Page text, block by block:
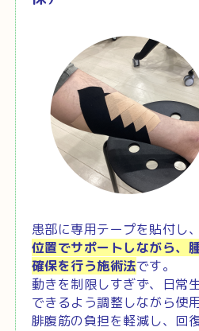
患部に専用テープを貼付し
位置でサポートしながら、
確保を行う施術法です。
動きを制限しすぎず、日常
できるよう調整しながら使
腓腹筋の負担を軽減し、回